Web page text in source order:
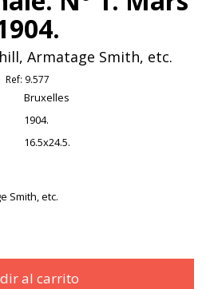
Armatage Smith, etc.
Ref: 9.577
Bruxelles
1904.
16.5x24.5.
Smith, etc.
al carrito